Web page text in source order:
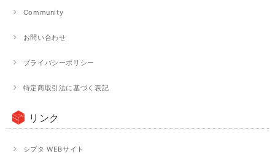
Community
お問い合わせ
プライバシーポリシー
特定商取引法に基づく表記
リンク
シブタ WEBサイト